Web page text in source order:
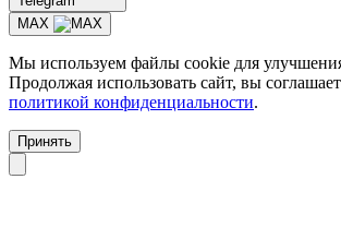
MAX
Мы используем файлы cookie для
Продолжая использовать сайт, вы
политикой конфиденциальности.
Принять